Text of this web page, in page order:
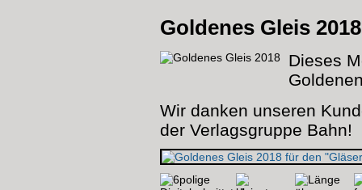
Goldenes Gleis 2018
Dieses
Wir danken unseren
der Verlagsgruppe Bahn!